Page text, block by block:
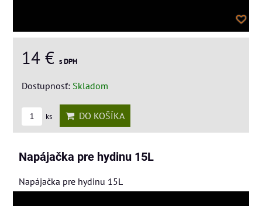
14 € s DPH
Dostupnosť: Skladom
ks DO KOŠÍKA
Napájačka pre hydinu 15L
Napájačka pre hydinu 15L